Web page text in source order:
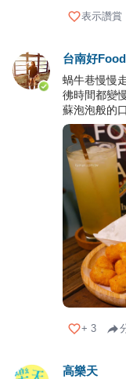
表示讚賞
台南好
蝸牛巷慢慢
彿時間都變
蘇泡泡般的
+ 3
高樂天